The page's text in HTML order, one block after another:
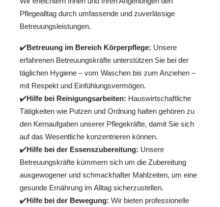
Pflegealltag durch umfassende und zuverlässige
Betreuungsleistungen.
✔️Betreuung im Bereich Körperpflege: Unsere
erfahrenen Betreuungskräfte unterstützen Sie bei der
täglichen Hygiene – vom Waschen bis zum Anziehen –
mit Respekt und Einfühlungsvermögen.
✔️Hilfe bei Reinigungsarbeiten: Hauswirtschaftliche
Tätigkeiten wie Putzen und Ordnung halten gehören zu
den Kernaufgaben unserer Pflegekräfte, damit Sie sich
auf das Wesentliche konzentrieren können.
✔️Hilfe bei der Essenszubereitung: Unsere
Betreuungskräfte kümmern sich um die Zubereitung
ausgewogener und schmackhafter Mahlzeiten, um eine
gesunde Ernährung im Alltag sicherzustellen.
✔️Hilfe bei der Bewegung: Wir bieten professionelle